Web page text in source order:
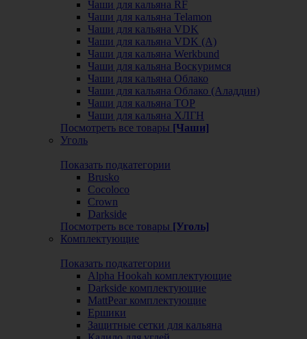
Чаши для кальяна RF
Чаши для кальяна Telamon
Чаши для кальяна VDK
Чаши для кальяна VDK (А)
Чаши для кальяна Werkbund
Чаши для кальяна Воскуримся
Чаши для кальяна Облако
Чаши для кальяна Облако (Аладдин)
Чаши для кальяна ТОР
Чаши для кальяна ХЛГН
Посмотреть все товары [Чаши]
Уголь
Показать подкатегории
Brusko
Cocoloco
Crown
Darkside
Посмотреть все товары [Уголь]
Комплектующие
Показать подкатегории
Alpha Hookah комплектующие
Darkside комплектующие
MattPear комплектующие
Ершики
Защитные сетки для кальяна